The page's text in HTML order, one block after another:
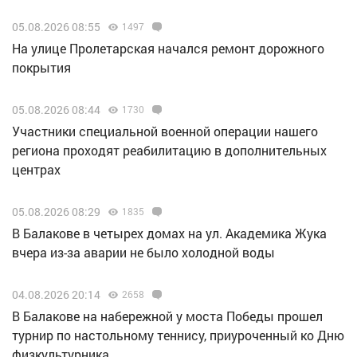
05.08.2026 08:55 1497
На улице Пролетарская начался ремонт дорожного
покрытия
05.08.2026 08:44 1730
Участники специальной военной операции нашего
региона проходят реабилитацию в дополнительных
центрах
05.08.2026 08:29 1835
В Балакове в четырех домах на ул. Академика Жука
вчера из-за аварии не было холодной воды
04.08.2026 20:14 2658
В Балакове на набережной у моста Победы прошел
турнир по настольному теннису, приуроченный ко Дню